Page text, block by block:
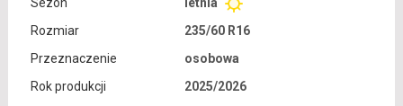
Rozmiar
235/60 R16
Przeznaczenie
osobowa
Rok produkcji
2025/2026